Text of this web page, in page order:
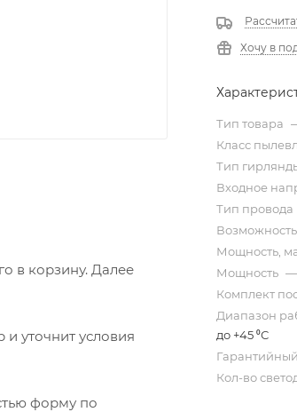
в корзину. Далее
уточнит условия
форму по
Хочу в
Тип товара
Класс
Тип
Входное
Тип провода
Мощность,
Мощность —
Комплект
Диапазон
до +45 ⁰С
Кол-во